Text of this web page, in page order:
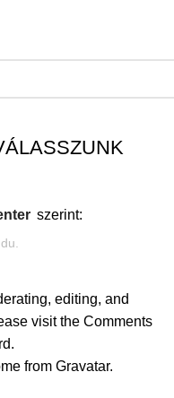
szerint:
editing, and
visit the Comments
from Gravatar.